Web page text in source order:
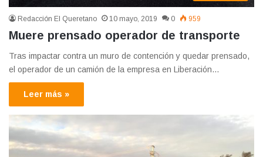
Redacción El Queretano 10 mayo, 2019 0 959
Muere prensado operador de transporte
Tras impactar contra un muro de contención y quedar prensado,
el operador de un camión de la empresa en Liberación…
Leer más »